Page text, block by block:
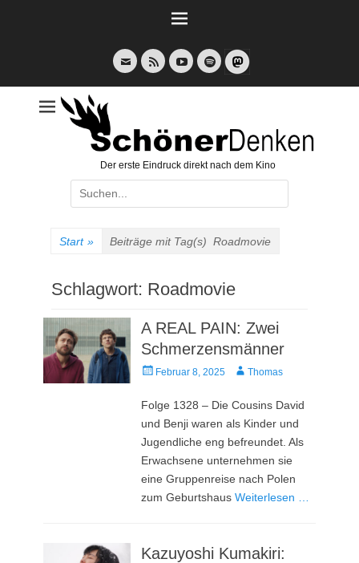
E-
Mail
Feed YouTubeSpotify
Der erste Eindruck direkt nach dem Kino
Suche
nach:
Start » Beiträge mit Tag(s) Roadmovie
Schlagwort: Roadmovie
A REAL PAIN: Zwei
Schmerzensmänner
Veröffentlicht
Februar 8, 2025 AutorThomas
Folge 1328 – Die Cousins David
und Benji waren als Kinder und
Jugendliche eng befreundet. Als
Erwachsene unternehmen sie
eine Gruppenreise nach Polen
zum GeburtshausWeiterlesen …
Kazuyoshi Kumakiri: